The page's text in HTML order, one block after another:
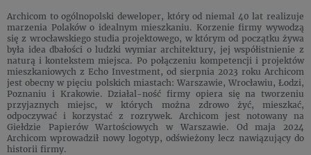
Archicom to ogólnopolski deweloper, który od niemal 40 lat realizuje
marzenia Polaków o idealnym mieszkaniu. Korzenie firmy wywodzą
się z wrocławskiego studia projektowego, w którym od początku żywa
była idea dbałości o ludzki wymiar architektury, jej współistnienie z
naturą i kontekstem miejsca. Po połączeniu kompetencji i projektów
mieszkaniowych z Echo Investment, od sierpnia 2023 roku Archicom
jest obecny w pięciu polskich miastach: Warszawie, Wrocławiu, Łodzi,
Poznaniu i Krakowie. Działal-ność firmy opiera się na tworzeniu
przyjaznych miejsc, w których można zdrowo żyć, mieszkać,
odpoczywać i korzystać z rozrywek. Archicom jest notowany na
Giełdzie Papierów Wartościowych w Warszawie. Od maja 2024
Archicom wprowadził nowy logotyp, odświeżony lecz nawiązujący do
historii firmy.